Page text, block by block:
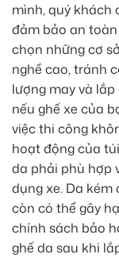
mình, quý khách
đảm bảo an
chọn những cơ
nghề cao, tránh
lượng may và
nếu ghế xe của
việc thi công
hoạt động của
da phải phù hợp
dụng xe. Da
còn có thể gây
chính sách bảo
ghế da sau khi